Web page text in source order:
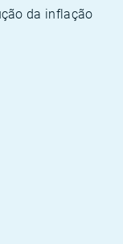
da inflação